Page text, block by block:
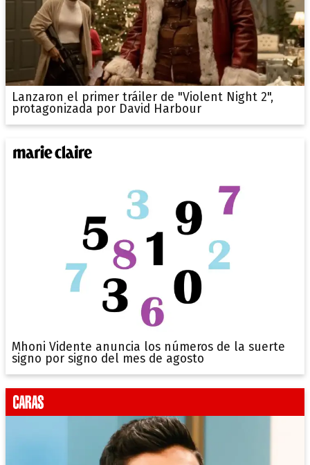
Lanzaron el primer tráiler de "Violent Night 2",
protagonizada por David Harbour
Mhoni Vidente anuncia los números de la suerte
signo por signo del mes de agosto